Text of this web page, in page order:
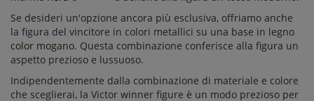
Se desideri un'opzione ancora più esclusiva, offriamo anche
la figura del vincitore in colori metallici su una base in legno
color mogano. Questa combinazione conferisce alla figura un
aspetto prezioso e lussuoso.
Indipendentemente dalla combinazione di materiale e colore
che sceglierai, la Victor winner figure è un modo prezioso per